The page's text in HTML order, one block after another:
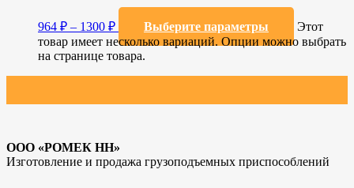
964 ₽ – 1300 ₽ Выберите параметры
Этот
товар имеет несколько вариаций. Опции можно выбрать
на странице товара.
ООО «РОМЕК НН»
Изготовление и продажа грузоподъемных приспособлений